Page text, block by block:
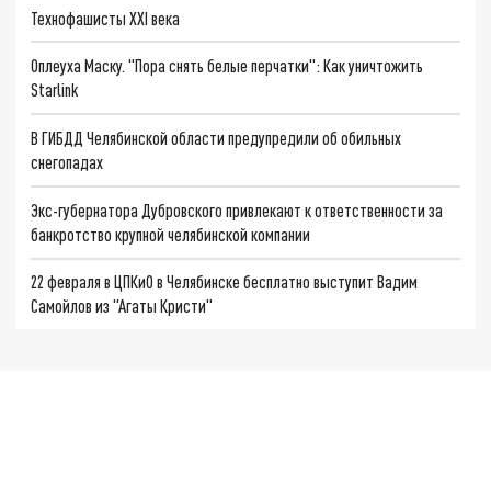
Технофашисты XXI века
Оплеуха Маску. "Пора снять белые перчатки": Как уничтожить
Starlink
В ГИБДД Челябинской области предупредили об обильных
снегопадах
Экс-губернатора Дубровского привлекают к ответственности за
банкротство крупной челябинской компании
22 февраля в ЦПКиО в Челябинске бесплатно выступит Вадим
Самойлов из "Агаты Кристи"